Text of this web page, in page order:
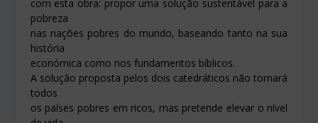
com esta obra: propor uma solução sustentável para a
pobreza
nas nações pobres do mundo, baseando tanto na sua
história
económica como nos fundamentos bíblicos.
A solução proposta pelos dois catedráticos não tornará
todos
os países pobres em ricos, mas pretende elevar o nível